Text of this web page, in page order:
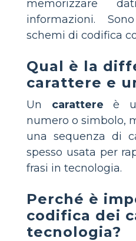
memorizzare
informazioni.
schemi di codifica
Qual è la
carattere e
Un carattere è
numero o simbolo,
una sequenza di
spesso usata per
frasi in tecnologia.
Perché è
codifica dei
tecnologia?